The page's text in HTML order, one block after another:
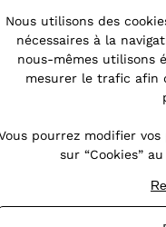
Nous utilisons des
nécessaires à la
nous-mêmes utilisons
mesurer le trafic afin
pourrez modifier
sur “Cookies”